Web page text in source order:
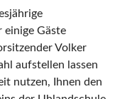
Gäste
Volker
aufstellen lassen
nutzen, Ihnen den